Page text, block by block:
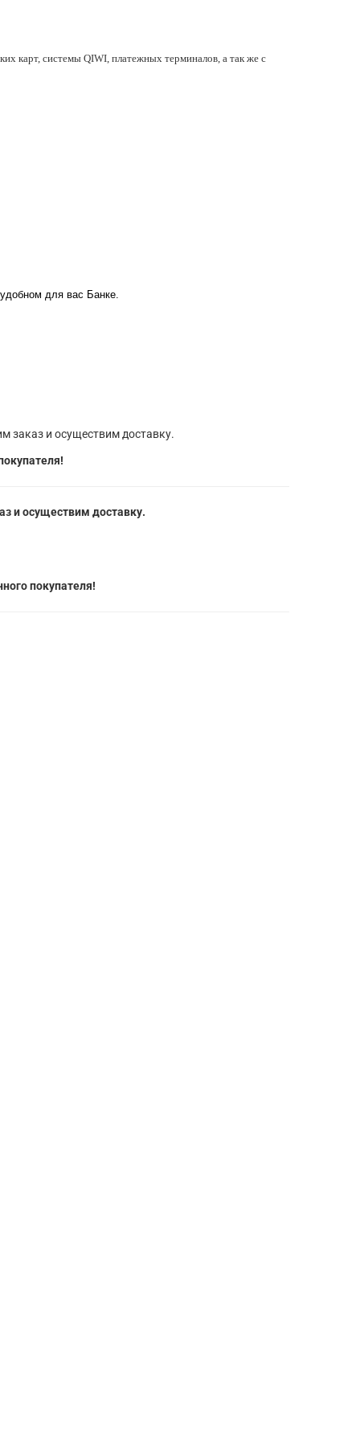
карт, системы QIWI, платежных терминалов, а так же с
для вас Банке.
заказ и осуществим доставку.
и осуществим доставку.
покупателя!